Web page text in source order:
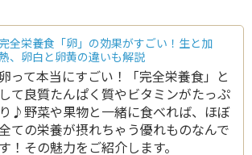
全栄養食「卵」の効果がすごい！生と加
、卵白と卵黄の違いも解説
って本当にすごい！「完全栄養食」と
して良質たんぱく質やビタミンがたっぷ
り♪野菜や果物と一緒に食べれば、ほぼ
ての栄養が摂れちゃう優れものなんで
す！その魅力をご紹介します。